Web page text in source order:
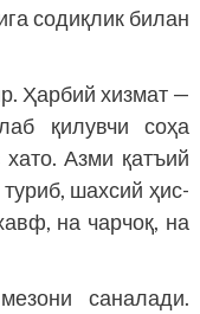
содиқлик билан
Ҳарбий хизмат —
қилувчи соҳа
Азми қатъий
шахсий ҳис-
на чарчоқ, на
саналади.